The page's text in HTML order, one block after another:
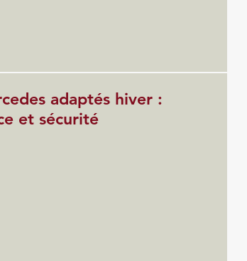
adaptés hiver :
et sécurité